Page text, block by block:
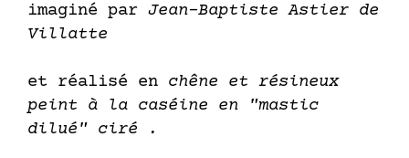
imaginé par Jean-Baptiste Astier de
Villatte
et réalisé en chêne et résineux
peint à la caséine en "mastic
dilué" ciré .